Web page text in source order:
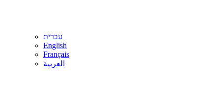
עברית
English
Français
العربية